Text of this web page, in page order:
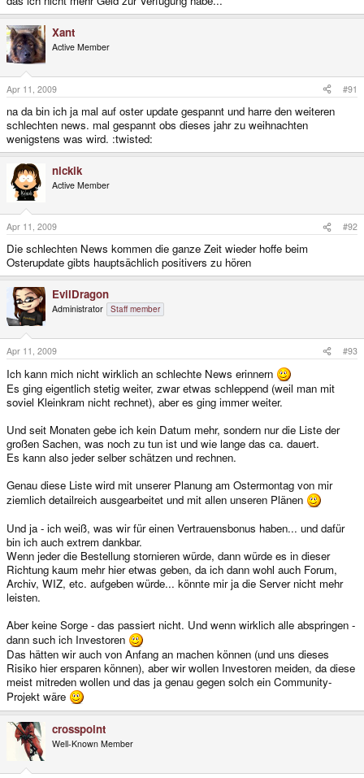
Xant
Active Member
Apr 11, 2009 #91
na da bin ich ja mal auf oster update gespannt und harre den weiteren
schlechten news. mal gespannt obs dieses jahr zu weihnachten
wenigstens was wird. :twisted:
nickik
Active Member
Apr 11, 2009 #92
Die schlechten News kommen die ganze Zeit wieder hoffe beim
Osterupdate gibts hauptsächlich positivers zu hören
EvilDragon
Administrator Staff member
Apr 11, 2009 #93
Ich kann mich nicht wirklich an schlechte News erinnern
Es ging eigentlich stetig weiter, zwar etwas schleppend (weil man mit
soviel Kleinkram nicht rechnet), aber es ging immer weiter.
Und seit Monaten gebe ich kein Datum mehr, sondern nur die Liste der
großen Sachen, was noch zu tun ist und wie lange das ca. dauert.
Es kann also jeder selber schätzen und rechnen.
Genau diese Liste wird mit unserer Planung am Ostermontag von mir
ziemlich detailreich ausgearbeitet und mit allen unseren Plänen
Und ja - ich weiß, was wir für einen Vertrauensbonus haben... und dafür
bin ich auch extrem dankbar.
Wenn jeder die Bestellung stornieren würde, dann würde es in dieser
Richtung kaum mehr hier etwas geben, da ich dann wohl auch Forum,
Archiv, WIZ, etc. aufgeben würde... könnte mir ja die Server nicht mehr
leisten.
Aber keine Sorge - das passiert nicht. Und wenn wirklich alle abspringen -
dann such ich Investoren
Das hätten wir auch von Anfang an machen können (und uns dieses
Risiko hier ersparen können), aber wir wollen Investoren meiden, da diese
meist mitreden wollen und das ja genau gegen solch ein Community-
Projekt wäre
crosspoint
Well-Known Member